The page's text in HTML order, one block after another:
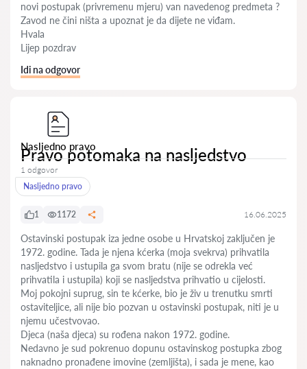
novi postupak (privremenu mjeru) van navedenog predmeta ?
Zavod ne čini ništa a upoznat je da dijete ne viđam.
Hvala
Lijep pozdrav
Idi na odgovor
Nasljedno pravo
Pravo potomaka na nasljedstvo
1 odgovor
Nasljedno pravo
1 1172 16.06.2025
Ostavinski postupak iza jedne osobe u Hrvatskoj zaključen je
1972. godine. Tada je njena kćerka (moja svekrva) prihvatila
nasljedstvo i ustupila ga svom bratu (nije se odrekla već
prihvatila i ustupila) koji se nasljedstva prihvatio u cijelosti.
Moj pokojni suprug, sin te kćerke, bio je živ u trenutku smrti
ostaviteljice, ali nije bio pozvan u ostavinski postupak, niti je u
njemu učestvovao.
Djeca (naša djeca) su rođena nakon 1972. godine.
Nedavno je sud pokrenuo dopunu ostavinskog postupka zbog
naknadno pronađene imovine (zemljišta), i sada je mene, kao